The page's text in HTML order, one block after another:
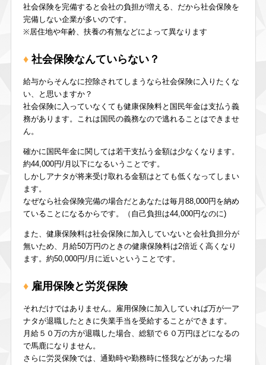
社会保険を完備すると会社の負担が増える、だから社会保険を
完備しない企業が多いのです。
※居住地や年齢、扶養の有無などによって異なります
社会保険なんていらない？
給与からそんなに控除されてしまうなら社会保険に入りたくな
い、と思いますか？
社会保険に入っていなくても健康保険料と国民年金は支払う義
務があります。これは国民の義務なので逃れることはできませ
ん。
確かに国民年金に関しては若干支払う金額は少なくなります。
約44,000円/月以下になるいうことです。
しかしアナタが将来受け取れる金額はとても低くなってしまい
ます。
なぜなら社会保険完備の場合だとあなたは毎月88,000円を納め
ていることになるからです。（自己負担は44,000円なのに)
また、健康保険料は社会保険に加入していないと会社負担分が
無いため、月給50万円のときの健康保険料は2倍近く高くなり
ます。約50,000円/月に近いということです。
雇用保険と労災保険
それだけではありません。雇用保険に加入していれば万が一ア
ナタが退職したときに失業手当を受給することができます。
月給５０万の方が退職した場合、総額で６０万円ほどになるの
で馬鹿になりません。
さらに労災保険では、通勤時や勤務時に怪我などがあった場